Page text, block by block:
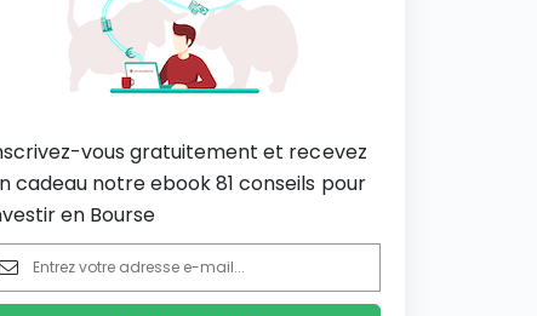
vous gratuitement et recevez
cadeau notre ebook 81 conseils pour
en Bourse